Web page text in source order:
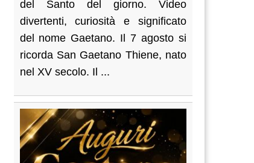
del Santo del giorno. Video
divertenti, curiosità e significato
del nome Gaetano. Il 7 agosto si
ricorda San Gaetano Thiene, nato
nel XV secolo. Il ...